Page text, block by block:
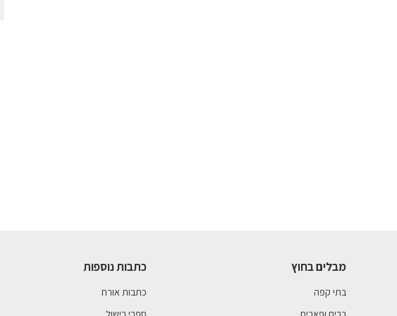
מבלים בחוץ
בתי קפה
כתבות נוספות
כתבות אורח